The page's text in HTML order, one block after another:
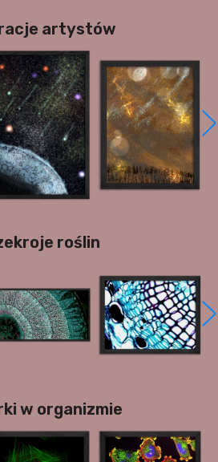
artystów
roślin
w organizmie